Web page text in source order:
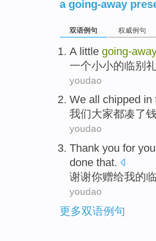
a going-away
双语例句 权威例句
A little going-
一个小小的临别礼
youdao
We all chipped in
我们大家都凑了钱
youdao
Thank you for
done that.
谢谢你赠给我的
youdao
更多双语例句